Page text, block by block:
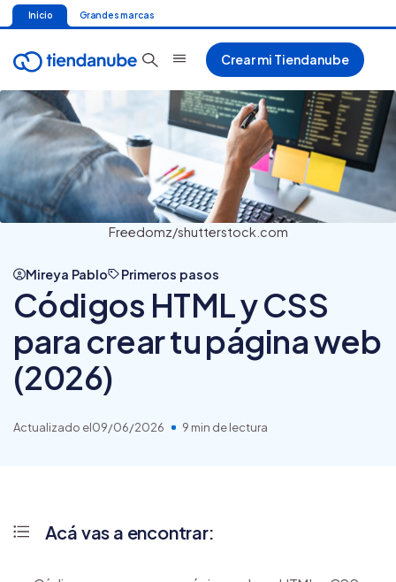
Inicio Grandes marcas
Crear mi Tiendanube
Mireya Pablo Primeros pasos
Códigos HTML y CSS
para crear tu página web
(2026)
Actualizado el09/06/2026 9 min de lectura
Freedomz/shutterstock.com
Acá vas a encontrar: